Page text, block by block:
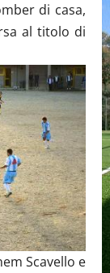
di casa,
al titolo di
Scavello e